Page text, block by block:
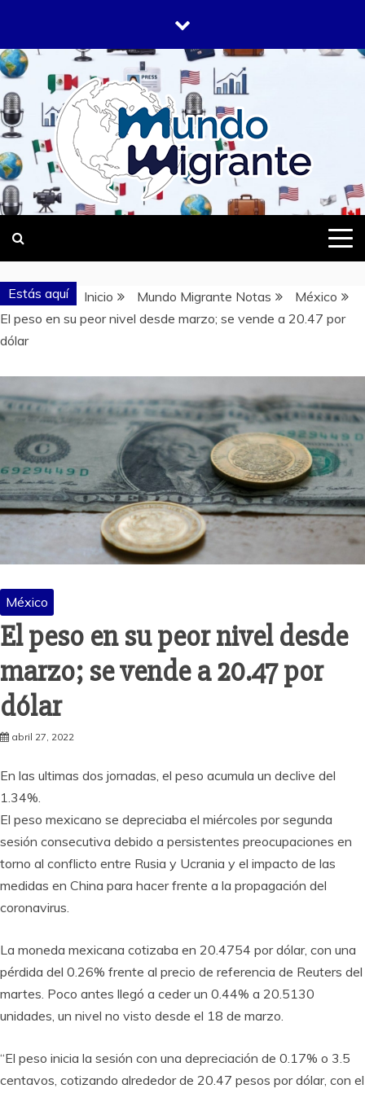
contenido
MUNDO
MIGRANTE
DONDE TODOS SOMOS MIGRANTES
Estás aquí Inicio Mundo Migrante Notas
México
El peso en su peor nivel desde marzo; se vende a 20.47 por
dólar
México
El peso en su peor nivel desde
marzo; se vende a 20.47 por
dólar
abril 27, 2022
En las ultimas dos jornadas, el peso acumula un declive del
1.34%.
El peso mexicano se depreciaba el miércoles por segunda
sesión consecutiva debido a persistentes preocupaciones en
torno al conflicto entre Rusia y Ucrania y el impacto de las
medidas en China para hacer frente a la propagación del
coronavirus.
La moneda mexicana cotizaba en 20.4754 por dólar, con una
pérdida del 0.26% frente al precio de referencia de Reuters del
martes. Poco antes llegó a ceder un 0.44% a 20.5130
unidades, un nivel no visto desde el 18 de marzo.
“El peso inicia la sesión con una depreciación de 0.17% o 3.5
centavos, cotizando alrededor de 20.47 pesos por dólar, con el